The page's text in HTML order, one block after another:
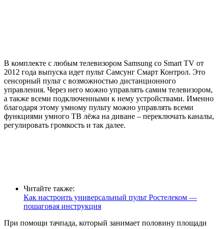
В комплекте с любым телевизором Samsung со Smart TV от
2012 года выпуска идет пульт Самсунг Смарт Контрол. Это
сенсорный пульт с возможностью дистанционного
управления. Через него можно управлять самим телевизором,
а также всеми подключенными к нему устройствами. Именно
благодаря этому умному пульту можно управлять всеми
функциями умного ТВ лёжа на диване – переключать каналы,
регулировать громкость и так далее.
Читайте также:
Как настроить универсальный пульт Ростелеком —
пошаговая инструкция
При помощи тачпада, который занимает половину площади